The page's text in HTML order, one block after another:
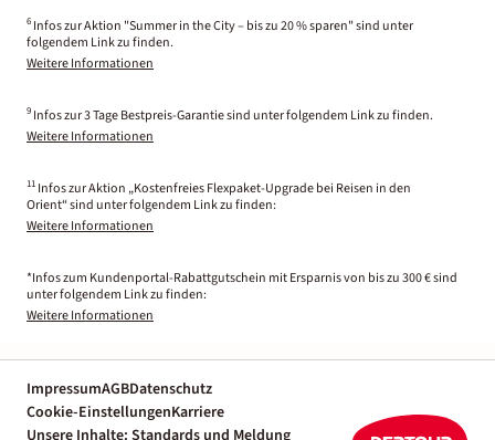
6 Infos zur Aktion "Summer in the City – bis zu 20 % sparen" sind unter
folgendem Link zu finden.
Weitere Informationen
9 Infos zur 3 Tage Bestpreis-Garantie sind unter folgendem Link zu finden.
Weitere Informationen
11 Infos zur Aktion „Kostenfreies Flexpaket-Upgrade bei Reisen in den
Orient“ sind unter folgendem Link zu finden:
Weitere Informationen
*Infos zum Kundenportal-Rabattgutschein mit Ersparnis von bis zu 300 € sind
unter folgendem Link zu finden:
Weitere Informationen
ImpressumAGBDatenschutz
Cookie-EinstellungenKarriere
Unsere Inhalte: Standards und Meldung